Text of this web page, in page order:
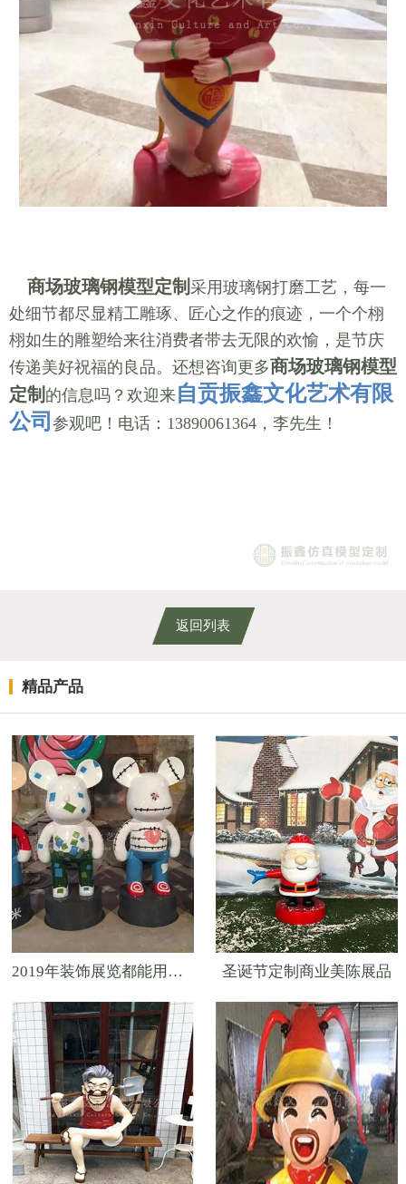
商场玻璃钢模型定制 采用玻璃钢打磨工艺，每一
处细节都尽显精工雕琢、匠心之作的痕迹，一个个栩
栩如生的雕塑给来往消费者带去无限的欢愉，是节庆
传递美好祝福的良品。还想咨询更多商场玻璃钢模型
定制 的信息吗？欢迎来自贡振鑫文化艺术有限
公司 参观吧！电话：13890061364，李先生！
返回列表
精品产品
2019年装饰展览都能用的玻璃钢美陈 圣诞节定制商业美陈展品